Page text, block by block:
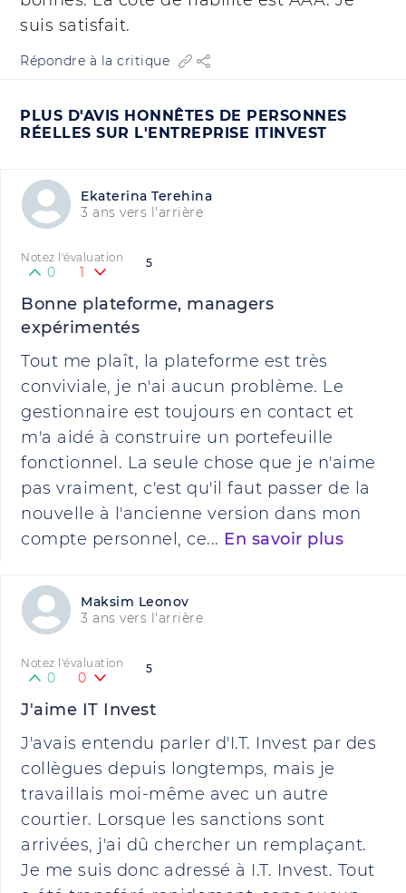
suis satisfait.
Répondre à la critique
PLUS D'AVIS HONNÊTES DE PERSONNES
RÉELLES SUR L'ENTREPRISE ITINVEST
Ekaterina Terehina
3 ans vers l'arrière
5
Notez l'évaluation
0 1
Bonne plateforme, managers
expérimentés
Tout me plaît, la plateforme est très
conviviale, je n'ai aucun problème. Le
gestionnaire est toujours en contact et
m'a aidé à construire un portefeuille
fonctionnel. La seule chose que je n'aime
pas vraiment, c'est qu'il faut passer de la
nouvelle à l'ancienne version dans mon
compte personnel, ce... En savoir plus
Maksim Leonov
3 ans vers l'arrière
5
Notez l'évaluation
0 0
J'aime IT Invest
J'avais entendu parler d'I.T. Invest par des
collègues depuis longtemps, mais je
travaillais moi-même avec un autre
courtier. Lorsque les sanctions sont
arrivées, j'ai dû chercher un remplaçant.
Je me suis donc adressé à I.T. Invest. Tout